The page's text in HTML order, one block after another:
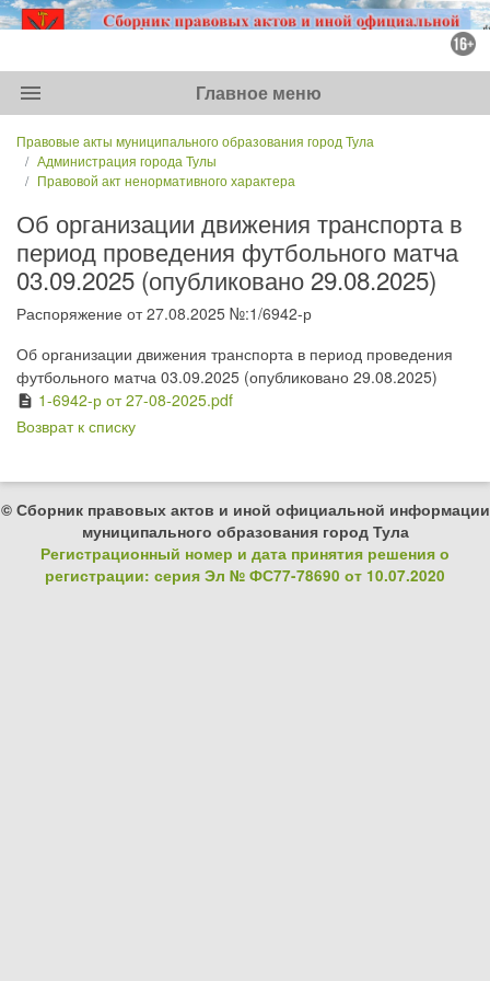
menu Главное меню
Правовые акты муниципального образования город Тула
Администрация города Тулы
Правовой акт ненормативного характера
Об организации движения транспорта в
период проведения футбольного матча
03.09.2025 (опубликовано 29.08.2025)
Распоряжение от 27.08.2025 №:1/6942-р
Об организации движения транспорта в период проведения
футбольного матча 03.09.2025 (опубликовано 29.08.2025)
description 1-6942-р от 27-08-2025.pdf
Возврат к списку
© Сборник правовых актов и иной официальной информации
муниципального образования город Тула
Регистрационный номер и дата принятия решения о
регистрации: серия Эл № ФС77-78690 от 10.07.2020